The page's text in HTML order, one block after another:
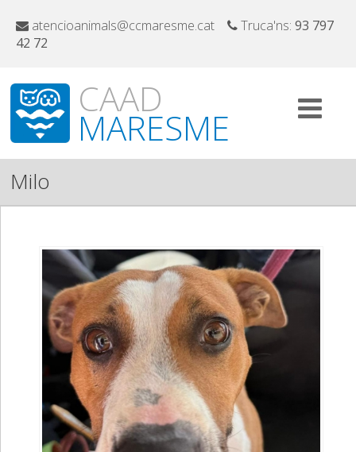
atencioanimals@ccmaresme.cat Truca'ns: 93 797
42 72
CAAD
MARESME
Milo